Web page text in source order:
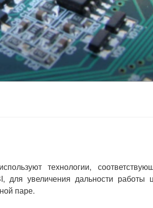
технологии,
для увеличения дальности работы
паре.